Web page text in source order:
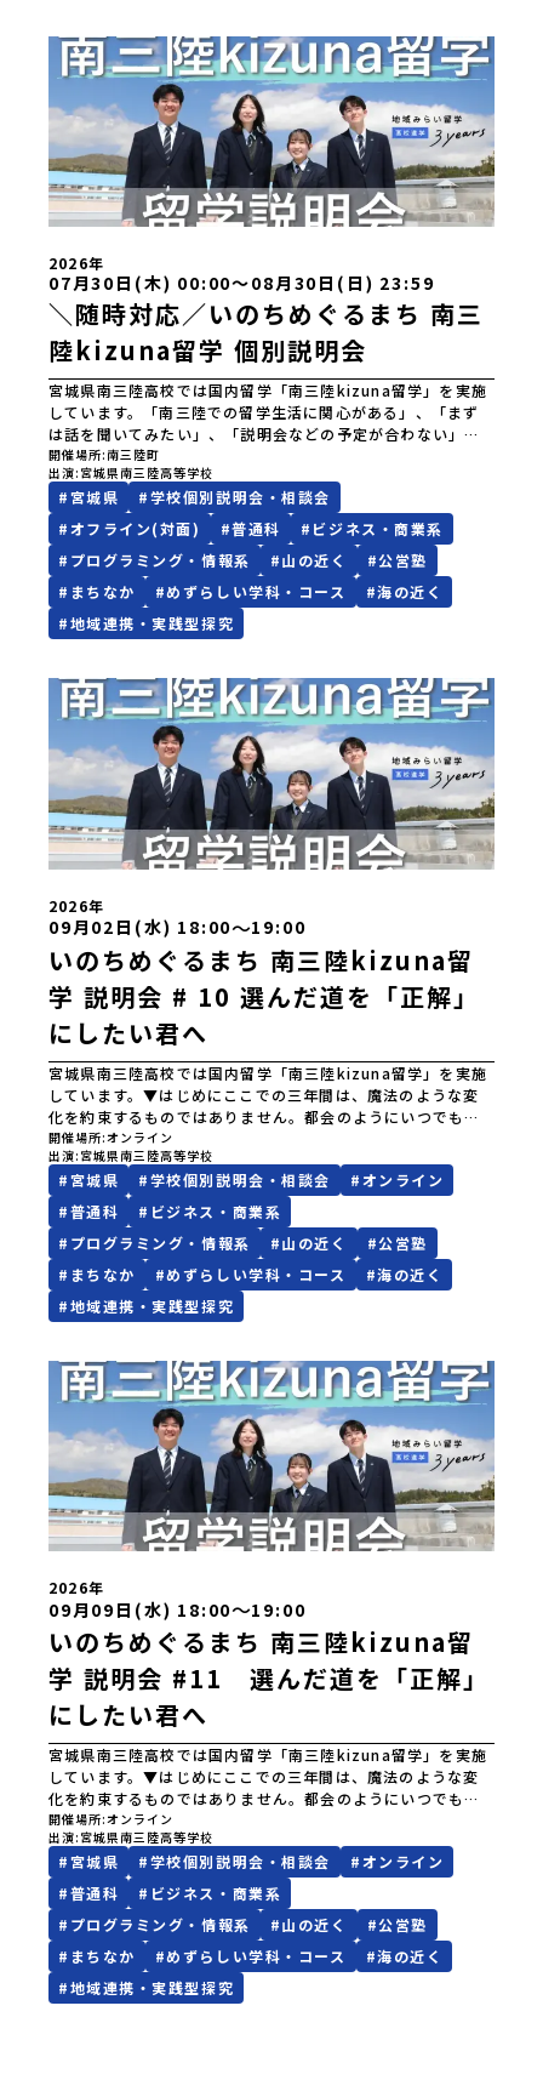
(昨年度の例)・留学生活の拠点となる南三陸高校で授業体験・
留学生の先輩たちとともに旭桜寮を見学 ＆ 質問・交流の時
間・学びのフィールドとなる南三陸を体験・交流会本説明会
は学校、町役場、コーディネーターとともに、留学生と地元
生が説明役を務めてくれます。⚪︎これまでの先輩方はこんなお
話をしてくれました。・進路で悩んだポイント、南三陸に決
めた理由・南三陸高校に来てみて気づいたこと、変化したこ
と・地元の普通が、外から見たら特別だった話・飛び込む留
学生、迎え入れる地元生・南三陸での高校生活、実際ど
う？・どんな人におすすめ？-----はじめから強い想い、覚悟
でみたい。挑戦したい。素直で小さく感じる想いでも、その
一歩を、私たちは全力で応援します。○募集期間 7月28日
（火）まで 原則先着ですが、定数を超えるご応募の場合
は、3年生を優先させていただく場合がございます。※本イベ
ントは全国募集による留学生向けです。宮城県内の中学校に
在籍する方、また、宮城県内に在住する方は申し訳ございま
せんが参加できませんのでご了承ください。なお、宮城県内
から本校を受験したい場合は南三陸高校にご連絡ください。
℡０２２６－４６－３６４３
2026年
07月30日(木) 00:00〜08月30日(日) 23:59
＼随時対応／いのちめぐるまち 南三
陸kizuna留学 個別説明会
宮城県南三陸高校では国内留学「南三陸kizuna留学」を実施
しています。「南三陸での留学生活に関心がある」、「まず
は話を聞いてみたい」、「説明会などの予定が合わない」と
いう方向けに平日に個別オンライン相談＆見学受付を受け付
けます。現在の検討状況や希望進路を伺いながら共に進路に
ついて考えます。見学等は本イベントからお申し込みいただ
いた後、日程の調整を行います。申し込み確認後、担当者よ
り調整のご連絡をいたします。ご連絡や日程調整にお時間を
いただく場合がございます。ゆとりを持った日程でお申し込
みいただけますと幸いです。▼はじめにここでの三年間は、
魔法のような変化を約束するものではありません。都会のよ
うにいつでもなんでもあるような便利さではないし、冬の寒
思えば、壁にぶつかることだってあるはずです。正直に言え
ば、ここは至れり尽くせりの環境ではありません。学校のな
かでも、学びのフィールドとなる南三陸町でも、日々試行錯
誤が続いています。それでも、私たちは知っています。この
「ままならなさ」と向き合った時間が、人をいちばん強くす
ることを。 ここではあなたを、一人の新たな町民として迎え
ます。 お客様ではなく、この町の未来を一緒につくり、魅力
的にしていく仲間として、君を待っています。▼説明会でお伝
えすること・学びのフィールドとなる南三陸町について紹
介・留学生活の拠点、南三陸高校について紹介 ・1期生が撮
持っていなくても、大丈夫です。 何かやってみたい。学んで
みたい。挑戦したい。素直で小さく感じる想いでも、その一
歩を、私たちは全力で応援します。
開催場所 南三陸町
出演 宮城県南三陸高等学校
#宮城県 #学校個別説明会・相談会
#オフライン(対面) #普通科 # ビジネス・商業系
# プログラミング・情報系 #山の近く #公営塾
# まちなか #めずらしい学科・コース #海の近く
#地域連携・実践型探究
2026年
09月02日(水) 18:00〜19:00
いのちめぐるまち 南三陸kizuna留
学 説明会 # 10 選んだ道を「正解」
にしたい君へ
宮城県南三陸高校では国内留学「南三陸kizuna留学」を実施
しています。▼はじめにここでの三年間は、魔法のような変
化を約束するものではありません。都会のようにいつでもな
んでもあるような便利さではないし、冬の寒さは少し厳しい
かもしれません。何かにチャレンジしようと思えば、壁にぶ
つかることだってあるはずです。正直に言えば、ここは至れ
り尽くせりの環境ではありません。学校のなかでも、学びの
フィールドとなる南三陸町でも、日々試行錯誤が続いていま
す。それでも、私たちは知っています。この「ままならなさ」
と向き合った時間が、人をいちばん強くすることを。 ここで
はあなたを、一人の新たな町民として迎えます。 お客様では
なく、この町の未来を一緒につくり、魅力的にしていく仲間
のフィールドとなる南三陸町について紹介・留学生活の拠
点、南三陸高校について紹介 ・1期生が撮影した「旭桜寮紹
介動画」・質疑応答＆生徒会・現役留学生による本音トーク
※本説明会は留学生と地元生が説明役を務めます。前半では
南三陸町について、そして高校での留学生活について、共通の
内容を紹介します。後半では高校生視点の本音トーク！登壇
する生徒や寄せられる質問によって、その時だけの生の声を
お届けしています。⚪︎これまでの説明会ではこんなお話をして
くれました。・南三陸のおすすめポイント・南三陸高校に来
てみて気づいたこと、変化したこと・地元の普通が、外から
南三陸での高校生活、実際どう？・どんな人におすすめ？----
-はじめから強い想い、覚悟を持っていなくても、大丈夫で
す。 何かやってみたい。学んでみたい。挑戦したい。素直で
小さく感じる想いでも、その一歩を、私たちは全力で応援し
ます。
開催場所 オンライン
出演 宮城県南三陸高等学校
#宮城県 #学校個別説明会・相談会 #オンライン
#普通科 # ビジネス・商業系
# プログラミング・情報系 #山の近く #公営塾
# まちなか #めずらしい学科・コース #海の近く
#地域連携・実践型探究
2026年
09月09日(水) 18:00〜19:00
いのちめぐるまち 南三陸kizuna留
学 説明会 #11 選んだ道を「正解」
にしたい君へ
宮城県南三陸高校では国内留学「南三陸kizuna留学」を実施
しています。▼はじめにここでの三年間は、魔法のような変
化を約束するものではありません。都会のようにいつでもな
んでもあるような便利さではないし、冬の寒さは少し厳しい
かもしれません。何かにチャレンジしようと思えば、壁にぶ
つかることだってあるはずです。正直に言えば、ここは至れ
り尽くせりの環境ではありません。学校のなかでも、学びの
フィールドとなる南三陸町でも、日々試行錯誤が続いていま
す。それでも、私たちは知っています。この「ままならなさ」
と向き合った時間が、人をいちばん強くすることを。 ここで
はあなたを、一人の新たな町民として迎えます。 お客様では
なく、この町の未来を一緒につくり、魅力的にしていく仲間
開催場所 オンライン
出演 宮城県南三陸高等学校
#宮城県 #学校個別説明会・相談会 #オンライン
#普通科 # ビジネス・商業系
# プログラミング・情報系 #山の近く #公営塾
# まちなか #めずらしい学科・コース #海の近く
#地域連携・実践型探究